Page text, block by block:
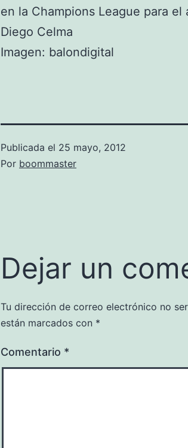
en la Champions League para
Diego Celma
Imagen: balondigital
Publicada el 25 mayo, 2012
Por boommaster
Dejar un
Tu dirección de correo electrónico no
están marcados con *
Comentario *